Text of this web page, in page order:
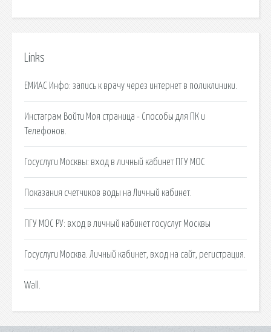
Links
ЕМИАС Инфо: запись к врачу через интернет в поликлиники.
Инстаграм Войти Моя страница - Способы для ПК и
Телефонов.
Госуслуги Москвы: вход в личный кабинет ПГУ МОС
Показания счетчиков воды на Личный кабинет.
ПГУ МОС РУ: вход в личный кабинет госуслуг Москвы
Госуслуги Москва. Личный кабинет, вход на сайт, регистрация.
Wall.